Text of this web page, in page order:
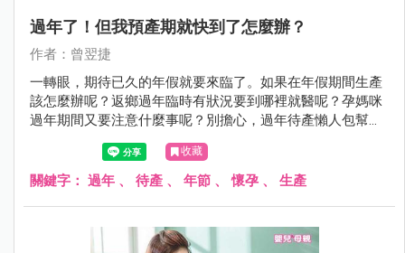
過年了！但我預產期就快到了怎麼辦？
作者：曾翌捷
一轉眼，期待已久的年假就要來臨了。如果在年假期間生產
該怎麼辦呢？返鄉過年臨時有狀況要到哪裡就醫呢？孕媽咪
過年期間又要注意什麼事呢？別擔心，過年待產懶人包幫你
準備好囉！祝大家都能平平安安，過個愉快的好年。
收藏
關鍵字： 過年 、 待產 、 年節 、懷孕 、 生產